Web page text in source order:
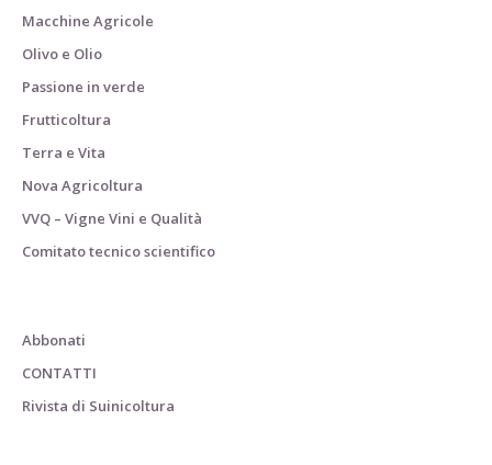
Macchine Agricole
Olivo e Olio
Passione in verde
Frutticoltura
Terra e Vita
Nova Agricoltura
VVQ – Vigne Vini e Qualità
Comitato tecnico scientifico
Abbonati
CONTATTI
Rivista di Suinicoltura